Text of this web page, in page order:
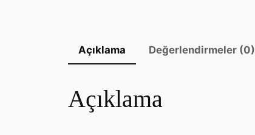
Açıklama
Değerlendirmeler (0)
Açıklama